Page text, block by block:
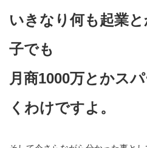
いきなり何も起業
子でも
月商1000万とかス
くわけですよ。